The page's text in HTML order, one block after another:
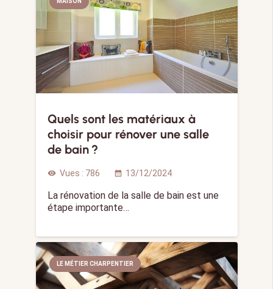
Quels sont les matériaux à
choisir pour rénover une salle
de bain ?
visibility Vues : 786 calendar_month 13/12/2024
La rénovation de la salle de bain est une
étape importante…
LE MÉTIER CHARPENTIER